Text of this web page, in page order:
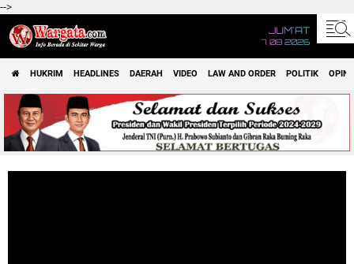
-->
JUM'AT
7 08 2026
HUKRIM HEADLINES DAERAH VIDEO LAW AND ORDER POLITIK OPINI